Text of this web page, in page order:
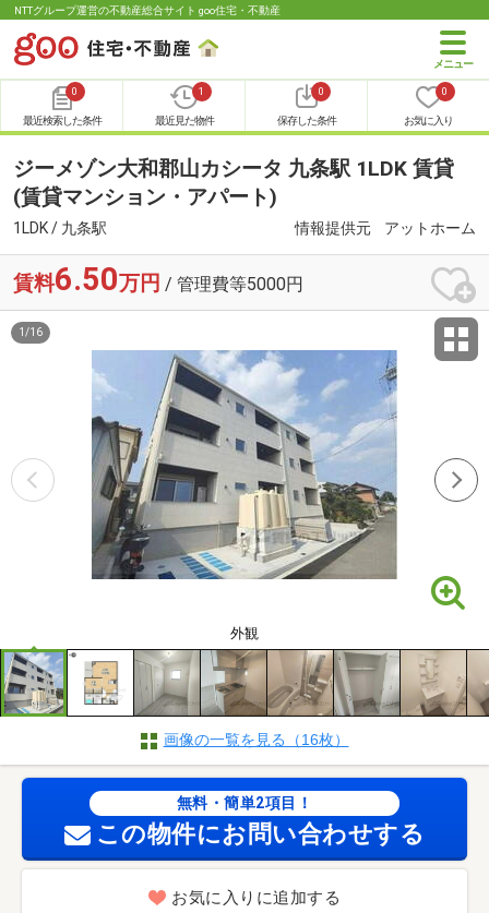
NTTグループ運営の不動産総合サイト goo住宅・不動産
0
最近検索した条件
1
最近見た物件
0
保存した条件
0
お気に入り
ジーメゾン大和郡山カシータ 九条駅 1LDK 賃貸
(賃貸マンション・アパート)
1LDK / 九条駅 情報提供元 アットホーム
賃料6.50万円 / 管理費等5000円
外観
1 /16
画像の一覧を見る（16枚）
無料・簡単2項目！
この物件にお問い合わせする
お気に入りに追加する